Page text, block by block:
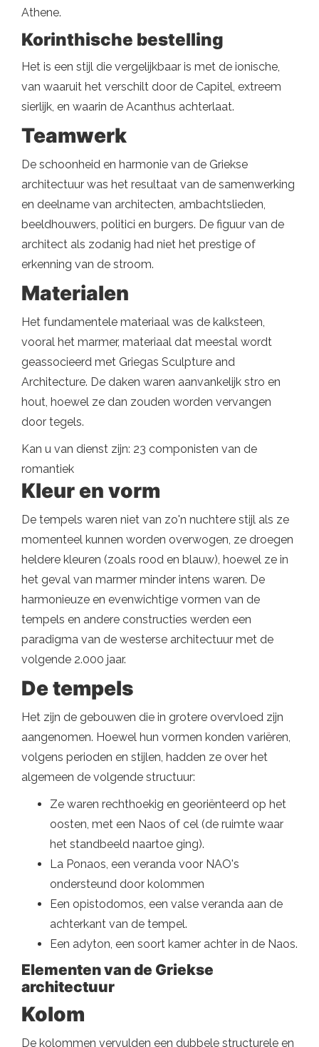
Athene.
Korinthische bestelling
Het is een stijl die vergelijkbaar is met de ionische,
van waaruit het verschilt door de Capitel, extreem
sierlijk, en waarin de Acanthus achterlaat.
Teamwerk
De schoonheid en harmonie van de Griekse
architectuur was het resultaat van de samenwerking
en deelname van architecten, ambachtslieden,
beeldhouwers, politici en burgers. De figuur van de
architect als zodanig had niet het prestige of
erkenning van de stroom.
Materialen
Het fundamentele materiaal was de kalksteen,
vooral het marmer, materiaal dat meestal wordt
geassocieerd met Griegas Sculpture and
Architecture. De daken waren aanvankelijk stro en
hout, hoewel ze dan zouden worden vervangen
door tegels.
Kan u van dienst zijn: 23 componisten van de
romantiek
Kleur en vorm
De tempels waren niet van zo'n nuchtere stijl als ze
momenteel kunnen worden overwogen, ze droegen
heldere kleuren (zoals rood en blauw), hoewel ze in
het geval van marmer minder intens waren. De
harmonieuze en evenwichtige vormen van de
tempels en andere constructies werden een
paradigma van de westerse architectuur met de
volgende 2.000 jaar.
De tempels
Het zijn de gebouwen die in grotere overvloed zijn
aangenomen. Hoewel hun vormen konden variëren,
volgens perioden en stijlen, hadden ze over het
algemeen de volgende structuur:
Ze waren rechthoekig en georiënteerd op het
oosten, met een Naos of cel (de ruimte waar
het standbeeld naartoe ging).
La Ponaos, een veranda voor NAO's
ondersteund door kolommen
Een opistodomos, een valse veranda aan de
achterkant van de tempel.
Een adyton, een soort kamer achter in de Naos.
Elementen van de Griekse
architectuur
Kolom
De kolommen vervulden een dubbele structurele en